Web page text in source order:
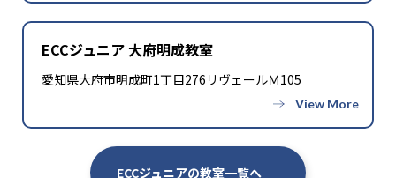
ECCジュニア 大府明成教室
愛知県大府市明成町1丁目276リヴェールＭ105
ECCジュニアの教室一覧へ